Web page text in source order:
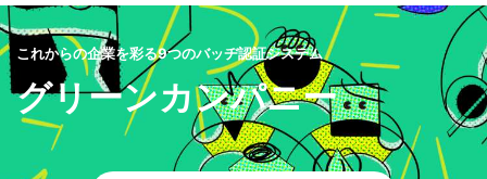
これからの企業を彩る9つのバッヂ認証システム
グリーンカンパニー